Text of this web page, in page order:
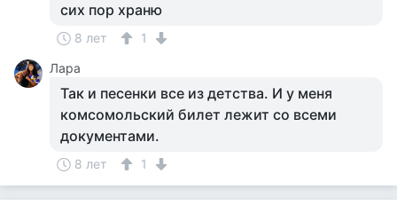
сих пор храню
8 лет
1
Лара
Так и песенки все из детства. И у меня
комсомольский билет лежит со всеми
документами.
8 лет 1